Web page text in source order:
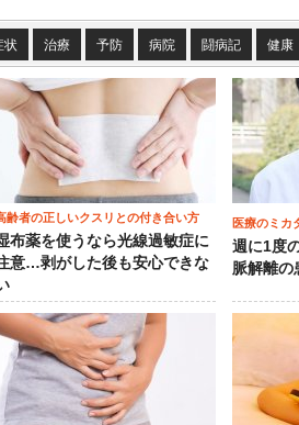
状 治療 予防 病院 闘病記 健康
齢者の正しいクスリとの付き合い方
布薬を使うなら光線過敏症に
意…剥がした後も安心できな
医療のミカ
週に1度
脈解離の